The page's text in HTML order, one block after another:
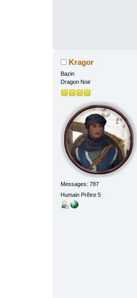
Kragor
Bazin
Dragon Noir
Messages: 787
Humain Prêtre 5